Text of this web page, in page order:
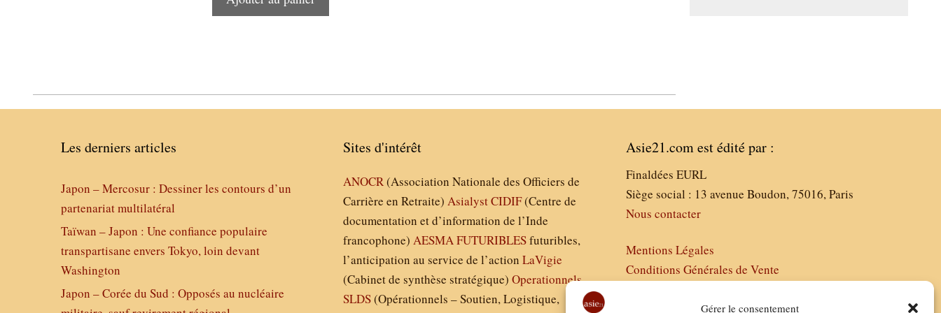
Gérer le consentement
Les derniers articles
Japon – Mercosur : Dessiner les contours d’un
partenariat multilatéral
Taïwan – Japon : Une confiance populaire
transpartisane envers Tokyo, loin devant
Washington
Japon – Corée du Sud : Opposés au nucléaire
Sites d'intérêt
ANOCR(Association Nationale des Officiers de
Carrière en Retraite)AsialystCIDIF(Centre de
documentation et d’information de l’Inde
francophone)AESMAFUTURIBLESfuturibles,
l’anticipation au service de l’actionLaVigie
(Cabinet de synthèse stratégique)Operationnels
SLDS(Opérationnels – Soutien, Logistique,
Asie21.com est édité par :
Finaldées EURL
Siège social : 13 avenue Boudon, 75016, Paris
Nous contacter
Mentions Légales
Conditions Générales de Vente